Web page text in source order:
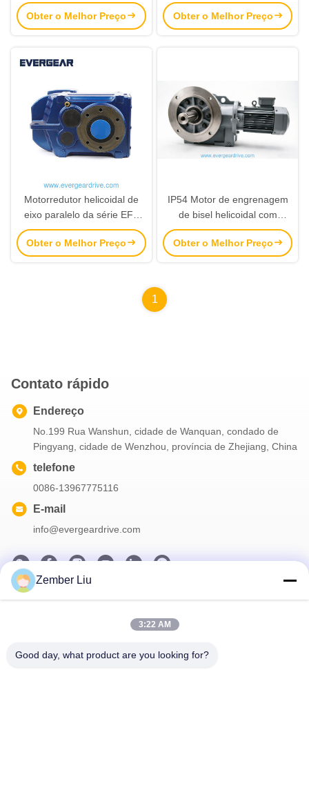
Obter o Melhor Preço
Faixa de Potência de
0,18KW-200KW e Torque de
Saída de 200N.m-18000N.m
Obter o Melhor Preço
Motorredutor helicoidal de
eixo paralelo da série EFA
com faixa de potência de
0,18KW-200KW e torque de
saída de 200N.m-18000N.m
Obter o Melhor Preço
IP54 Motor de engrenagem
de bisel helicoidal com
material de eixo 40Cr e
20CrMnTi adequado para
várias aplicações industriais
Obter o Melhor Preço
1
Contato rápido
Endereço
No.199 Rua Wanshun, cidade de Wanquan, condado de
Pingyang, cidade de Wenzhou, província de Zhejiang, China
telefone
0086-13967775116
E-mail
info@evergeardrive.com
Nosso boletim informativo
Assine nossa newsletter para descontos e muito mais.
Zember Liu
3:22 AM
Good day, what product are you looking for?